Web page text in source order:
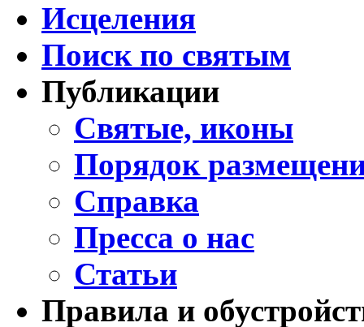
Исцеления
Поиск по святым
Публикации
Святые, иконы
Порядок
Справка
Пресса о нас
Статьи
Правила и